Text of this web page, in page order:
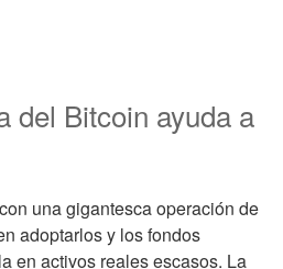
del Bitcoin ayuda a
una gigantesca operación de
adoptarlos y los fondos
en activos reales escasos. La